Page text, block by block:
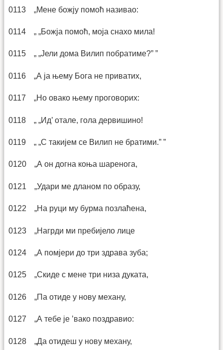
0113 „Мене божју помоћ називао:
0114 „ „Божја помоћ, моја снахо мила!
0115 „ „Јели дома Вилип побратиме?” ”
0116 „А ја њему Бога не приватих,
0117 „Но овако њему проговорих:
0118 „ „Ид’ отале, гола дервишино!
0119 „ „С такијем се Вилип не братими.” ”
0120 „А он догна коња шаренога,
0121 „Удари ме дланом по образу,
0122 „На руци му бурма позлаћена,
0123 „Нагрди ми пребијело лице
0124 „А помјери до три здрава зуба;
0125 „Скиде с мене три низа дуката,
0126 „Па отиде у нову механу,
0127 „А тебе је ’вако поздравио:
0128 „Да отидеш у нову механу,